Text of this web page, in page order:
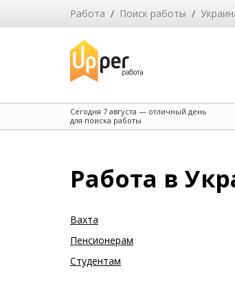
Работа / Поиск работы /
Сегодня 7 августа — отличный день
для поиска работы
Работа в
Вахта
Пенсионерам
Студентам